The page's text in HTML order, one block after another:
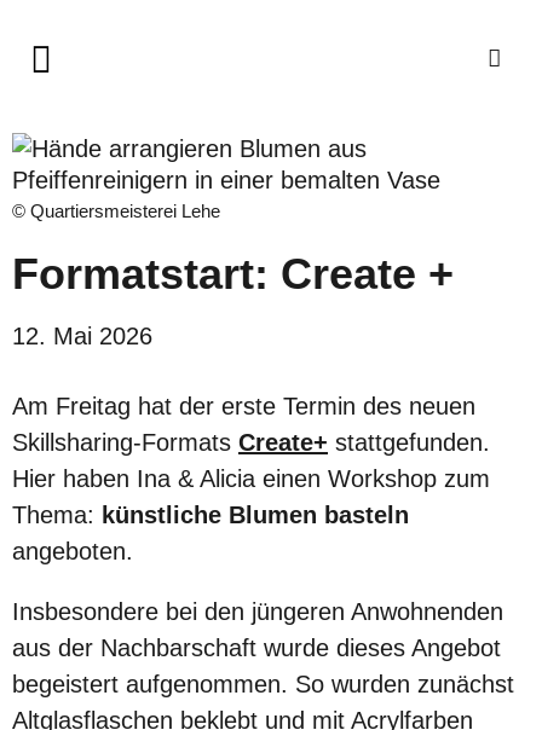
© Quartiersmeisterei Lehe
Formatstart: Create +
12. Mai 2026
Am Freitag hat der erste Termin des neuen
Skillsharing-Formats Create+ stattgefunden.
Hier haben Ina & Alicia einen Workshop zum
Thema: künstliche Blumen basteln
angeboten.
Insbesondere bei den jüngeren Anwohnenden
aus der Nachbarschaft wurde dieses Angebot
begeistert aufgenommen. So wurden zunächst
Altglasflaschen beklebt und mit Acrylfarben